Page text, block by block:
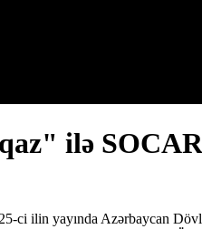
ilə
ci ilin yayında Azərbaycan